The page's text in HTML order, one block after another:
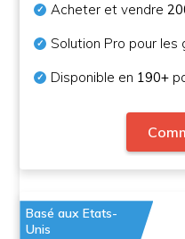
Acheter et vendre
Solution Pro pour les
Disponible en 190+
Basé aux Etats-
Unis